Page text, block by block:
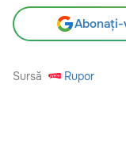
Abonați-
Sursă Rupor